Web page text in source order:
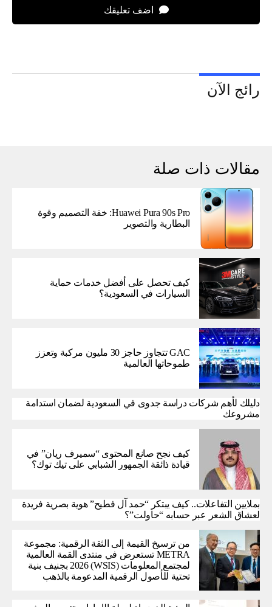
اضف تعليقك
رائج الآن
مقالات ذات صلة
Huawei Pura 90s Pro: خفة التصميم وقوة
البطارية والتصوير
كيف تحصل على أفضل خدمات حماية
السيارات في السعودية؟
GAC تتجاوز حاجز 30 مليون مركبة وتعزز
طموحاتها العالمية
دليلك لأهم شركات دراسة جدوى في السعودية لضمان استدامة
مشروعك
كيف نجح صانع المحتوى “سميرف ريان” في
قيادة ذائقة الجمهور الشبابي على تيك توك؟
بملايين التفاعلات.. كيف يبتكر “حمد آل فطيح” هوية بصرية فريدة
لعشاق الشعر عبر حسابه “حاولت”؟
من ترسيخ القيمة إلى الثقة الرقمية: مجموعة
METRA تستعرض في منتدى القمة العالمية
لمجتمع المعلومات (WSIS) 2026 بجنيف بنية
تحتية للأصول الرقمية المدعومة بالذهب